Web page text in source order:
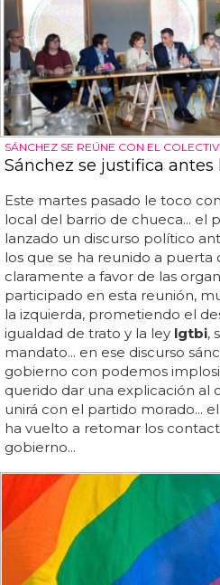
SÁNCHEZ SE REÚNE CON EL
Sánchez se justifica antes
Este martes pasado le toco
local del barrio de chueca... el
lanzado un discurso político
los que se ha reunido a puerta
claramente a favor de las
participado en esta reunión,
la izquierda, prometiendo el
igualdad de trato y la ley lgtbi,
mandato... en ese discurso
gobierno con podemos
querido dar una explicación al
unirá con el partido morado...
ha vuelto a retomar los
gobierno...